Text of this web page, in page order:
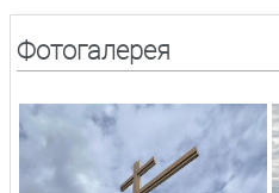
Фотогалерея